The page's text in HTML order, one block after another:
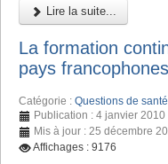
Lire la suite...
La formation
pays
Catégorie : Questions de santé
Publication : 4 janvier 2010
Mis à jour : 25 décembre
Affichages : 9176